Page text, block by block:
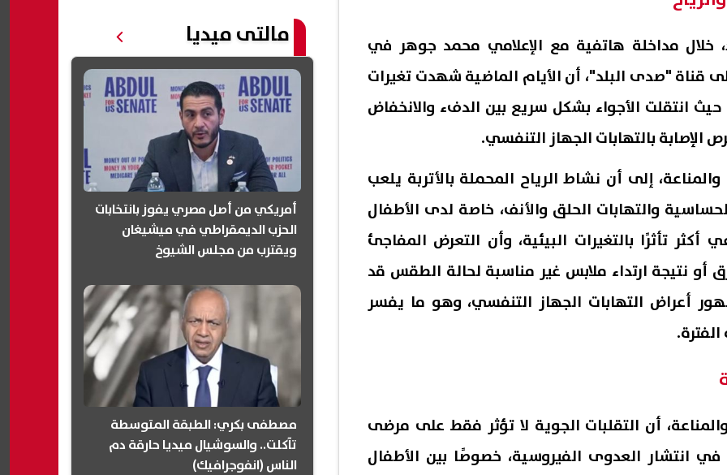
خلال مداخلة هاتفية مع الإعلامي محمد جوهر في
قناة "صدى البلد"، أن الأيام الماضية شهدت تغيرات
انتقلت الأجواء بشكل سريع بين الدفء والانخفاض
بالتهابات الجهاز التنفسي.
إلى أن نشاط الرياح المحملة بالأتربة يلعب
والتهابات الحلق والأنف، خاصة لدى الأطفال
تأثرًا بالتغيرات البيئية، وأن التعرض المفاجئ
أو نتيجة ارتداء ملابس غير مناسبة لحالة الطقس قد
أعراض التهابات الجهاز التنفسي، وهو ما يفسر
أن التقلبات الجوية لا تؤثر فقط على مرضى
انتشار العدوى الفيروسية، خصوصًا بين الأطفال
مالتى ميديا
أمريكي من أصل مصري يفوز بانتخابات
الحزب الديمقراطي في ميشيغان
ويقترب من مجلس الشيوخ
مصطفى بكري: الطبقة المتوسطة
تآكلت.. والسوشيال ميديا حارقة دم
الناس (انفوجرافيك)